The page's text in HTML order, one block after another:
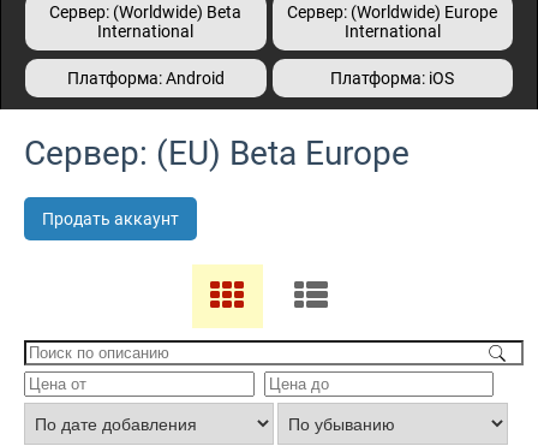
Сервер: (Worldwide) Beta
International
Сервер: (Worldwide) Europe
International
Платформа: Android Платформа: iOS
Сервер: (EU) Beta Europe
Продать аккаунт